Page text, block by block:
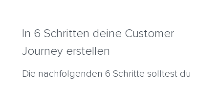
In 6 Schritten deine Customer
Journey erstellen
Die nachfolgenden 6 Schritte solltest du